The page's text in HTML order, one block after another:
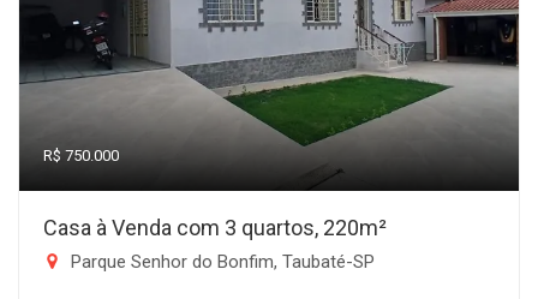
R$ 750.000
Casa à Venda com 3 quartos, 220m²
Parque Senhor do Bonfim, Taubaté-SP